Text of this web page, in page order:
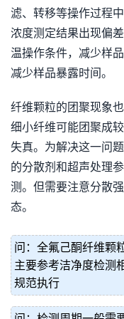
滤、转移等操作过程
浓度测定结果出现偏
温操作条件，减少样
减少样品暴露时间。
纤维颗粒的团聚现象
细小纤维可能团聚成
失真。为解决这一问
的分散剂和超声处理
测。但需要注意分散
态。
问：全氟己酮纤维颗
主要参考洁净度检测
规范执行